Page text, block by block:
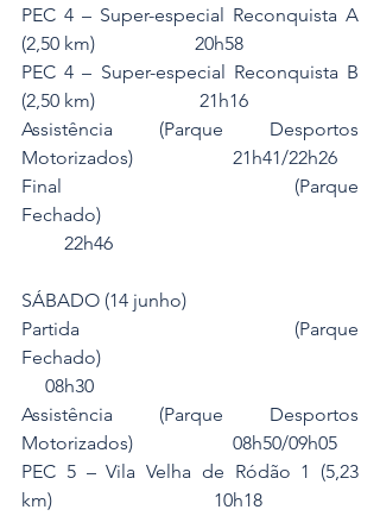
PEC 4 – Super-especial Reconquista A
(2,50 km)                     20h58
PEC 4 – Super-especial Reconquista B
(2,50 km)                      21h16
Assistência (Parque Desportos
Motorizados)                     21h41/22h26
Final (Parque
Fechado)
22h46
SÁBADO (14 junho)
Partida (Parque
Fechado)
08h30
Assistência (Parque Desportos
Motorizados)                     08h50/09h05
PEC 5 – Vila Velha de Ródão 1 (5,23
km)                                  10h18